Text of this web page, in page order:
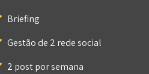
Briefing
Gestão de 2 rede social
2 post por semana